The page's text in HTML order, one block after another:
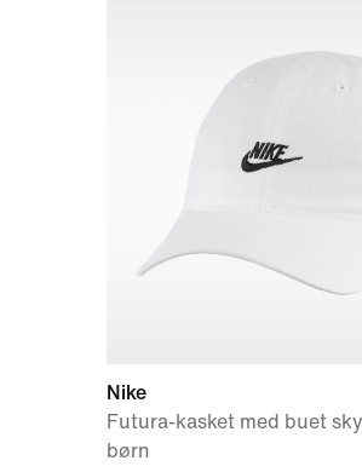
Nike
Futura-kasket med buet
børn